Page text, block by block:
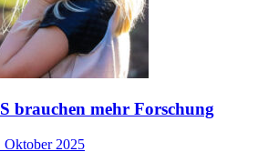
brauchen mehr Forschung
Oktober 2025